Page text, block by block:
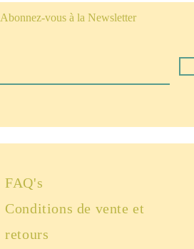
Abonnez-vous à la Newsletter
FAQ's
Conditions de vente et
retours